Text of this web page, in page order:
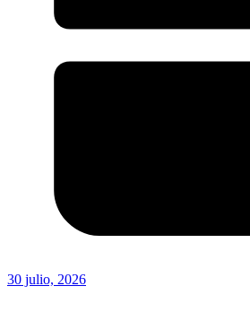
30 julio, 2026